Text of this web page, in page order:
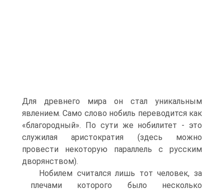
Для древнего мира он стал уникальным
явлением. Само слово нобиль переводится как
«благородный». По сути же нобилитет - это
служилая аристо­кратия (здесь можно
провести некоторую параллель с русским
дворянством).
Нобилем считался лишь тот человек, за
плечами которого было несколь­ко